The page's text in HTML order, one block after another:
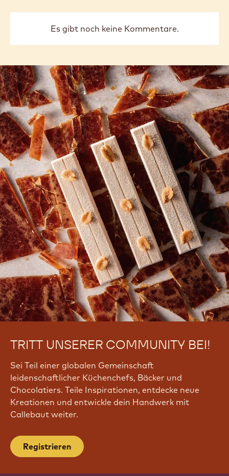
Es gibt noch keine Kommentare.
TRITT UNSERER COMMUNITY BEI!
Sei Teil einer globalen Gemeinschaft
leidenschaftlicher Küchenchefs, Bäcker und
Chocolatiers. Teile Inspirationen, entdecke neue
Kreationen und entwickle dein Handwerk mit
Callebaut weiter.
Registrieren